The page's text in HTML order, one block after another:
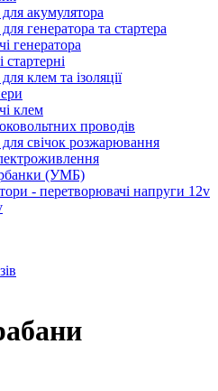
акумулятора
генератора та стартера
генератора
клем та ізоляції
клем
проводів
свічок розжарювання
(УМБ)
- перетворювачі напруги 12v